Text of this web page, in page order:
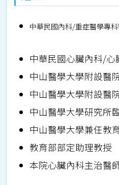
中華民國內科/重症醫學專
中華民國心臟內科/
中山醫學大學附設醫
中山醫學大學附設醫
中山醫學大學研究所
中山醫學大學兼任教
教育部部定助理教授
本院心臟內科主治醫